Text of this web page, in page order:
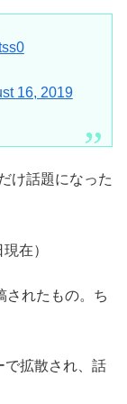
16, 2019
け話題になった
在）
されたもの。ち
で拡散され、話